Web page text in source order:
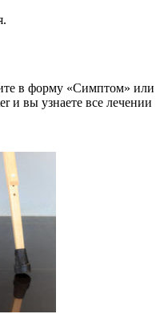
в форму «Симптом» или
и вы узнаете все лечении